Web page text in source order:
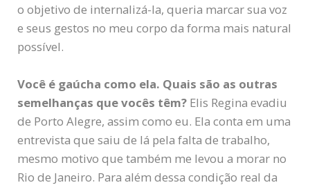
o objetivo de internalizá-la, queria marcar sua voz
e seus gestos no meu corpo da forma mais natural
possível.
Você é gaúcha como ela. Quais são as outras
semelhanças que vocês têm? Elis Regina evadiu
de Porto Alegre, assim como eu. Ela conta em uma
entrevista que saiu de lá pela falta de trabalho,
mesmo motivo que também me levou a morar no
Rio de Janeiro. Para além dessa condição real da